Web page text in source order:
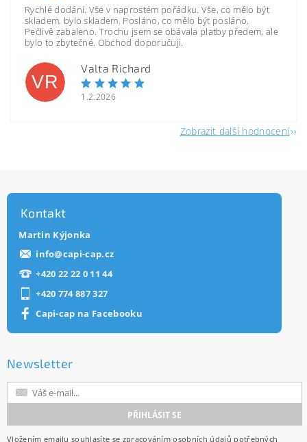
Rychlé dodání. Vše v naprostém pořádku. Vše, co mělo být
skladem, bylo skladem. Posláno, co mělo být posláno.
Pečlivě zabaleno. Trochu jsem se obávala platby předem, ale
bylo to zbytečné. Obchod doporučuji.
VR
Valta Richard
1.2.2026
Zobrazit další hodnocení
Kontakt
Martin Kýjonka
info@capi-cap.cz
+420 22 22 0 11 44
+420 774 887 327
Capi-cap na Facebooku
Newsletter
Vložením emailu souhlasíte se zpracováním osobních údajů potřebných